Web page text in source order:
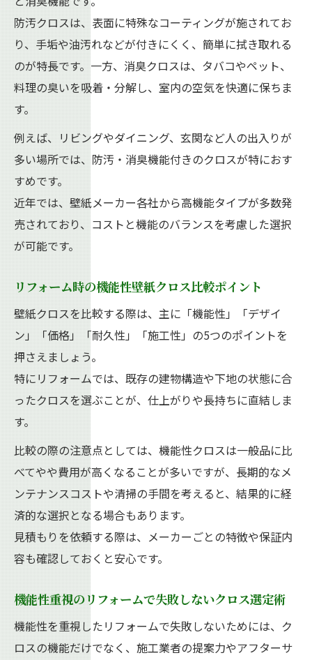
防汚クロスは、表面に特殊なコーティングが施されてお
り、手垢や油汚れなどが付きにくく、簡単に拭き取れる
のが特長です。一方、消臭クロスは、タバコやペット、
料理の臭いを吸着・分解し、室内の空気を快適に保ちま
す。
例えば、リビングやダイニング、玄関など人の出入りが
多い場所では、防汚・消臭機能付きのクロスが特におす
すめです。
近年では、壁紙メーカー各社から高機能タイプが多数発
売されており、コストと機能のバランスを考慮した選択
が可能です。
リフォーム時の機能性壁紙クロス比較ポイント
壁紙クロスを比較する際は、主に「機能性」「デザイ
ン」「価格」「耐久性」「施工性」の5つのポイントを
押さえましょう。
特にリフォームでは、既存の建物構造や下地の状態に合
ったクロスを選ぶことが、仕上がりや長持ちに直結しま
す。
比較の際の注意点としては、機能性クロスは一般品に比
べてやや費用が高くなることが多いですが、長期的なメ
ンテナンスコストや清掃の手間を考えると、結果的に経
済的な選択となる場合もあります。
見積もりを依頼する際は、メーカーごとの特徴や保証内
容も確認しておくと安心です。
機能性重視のリフォームで失敗しないクロス選定術
機能性を重視したリフォームで失敗しないためには、ク
ロスの機能だけでなく、施工業者の提案力やアフターサ